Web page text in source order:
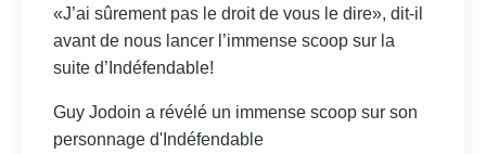
«J’ai sûrement pas le droit de vous le dire», dit-il
avant de nous lancer l’immense scoop sur la
suite d’Indéfendable!
Guy Jodoin a révélé un immense scoop sur son
personnage d'Indéfendable